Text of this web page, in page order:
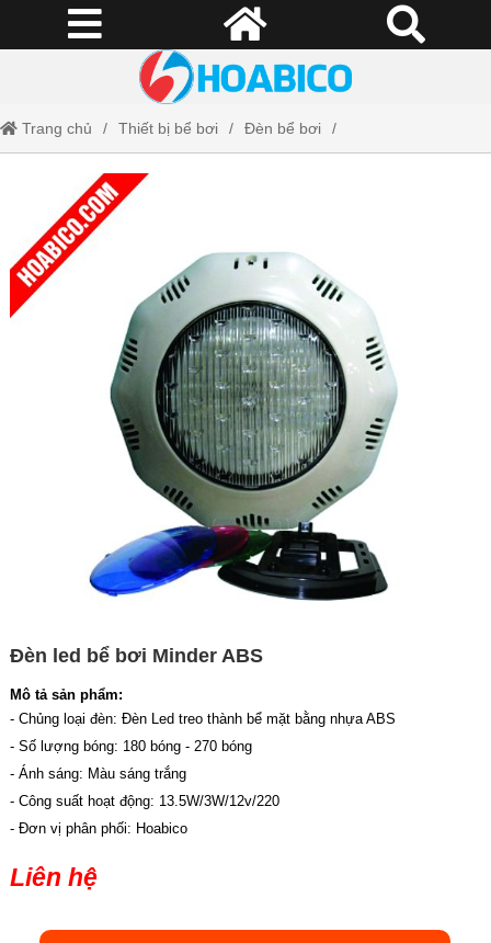
Trang chủ Thiết bị bể bơi Đèn bể bơi
Đèn led bể bơi Minder ABS
Đèn led bể bơi Minder ABS
Mô tả sản phẩm:
- Chủng loại đèn: Đèn Led treo thành bể mặt bằng nhựa ABS
- Số lượng bóng: 180 bóng - 270 bóng
- Ánh sáng: Màu sáng trắng
- Công suất hoạt động: 13.5W/3W/12v/220
- Đơn vị phân phối: Hoabico
Liên hệ